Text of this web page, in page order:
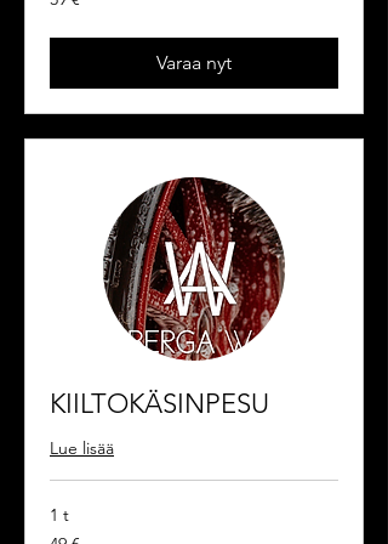
euroa
Varaa nyt
KIILTOKÄSINPESU
Lue lisää
1 t
49